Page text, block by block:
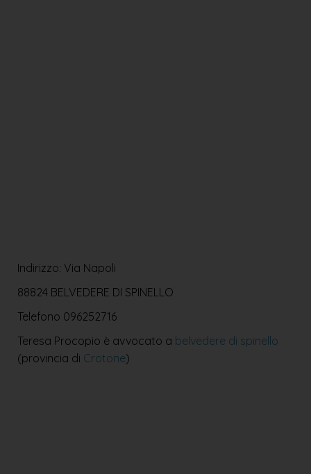
Indirizzo: Via Napoli
88824 BELVEDERE DI SPINELLO
Telefono 096252716
Teresa Procopio è avvocato a belvedere di spinello
(provincia di Crotone)